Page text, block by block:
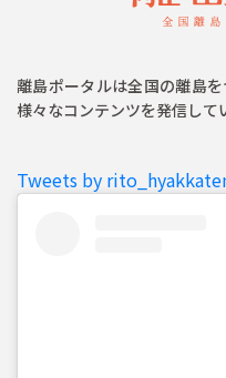
離島ポータルは全国の離島
様々なコンテンツを発信し
Tweets by